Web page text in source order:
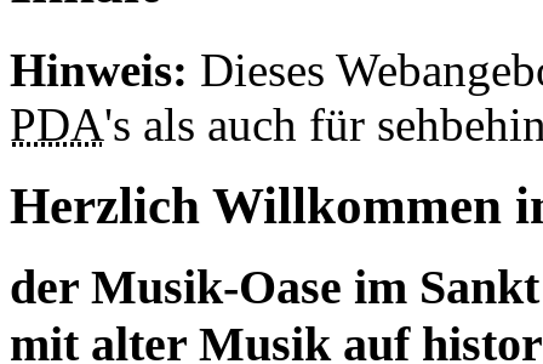
Hinweis: Dieses
PDA's als auch für
Herzlich Willkommen
der Musik-Oase im
mit alter Musik auf